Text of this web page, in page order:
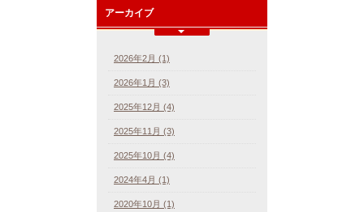
アーカイブ
2026年2月 (1)
2026年1月 (3)
2025年12月 (4)
2025年11月 (3)
2025年10月 (4)
2024年4月 (1)
2020年10月 (1)